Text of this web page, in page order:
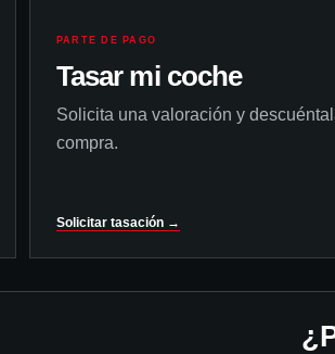
PARTE DE PAGO
Tasar mi coche
Solicita una valoración y
compra.
Solicitar tasación →